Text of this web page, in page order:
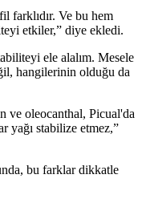
farklıdır. Ve bu hem
etkiler,” diye ekledi.
ele alalım. Mesele
hangilerinin olduğu da
ve oleocanthal, Picual'da
yağı stabilize etmez,”
bu farklar dikkatle